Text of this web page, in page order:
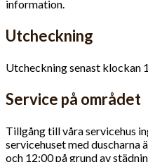
information.
Utcheckning
Utcheckning senast klockan
Service på området
Tillgång till våra servicehus
servicehuset med duscharna
och 12:00 på grund av